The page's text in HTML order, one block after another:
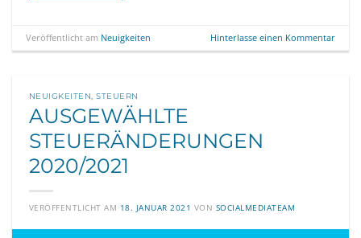
Veröffentlicht am Neuigkeiten Hinterlasse einen Kommentar
NEUIGKEITEN ,STEUERN
AUSGEWÄHLTE
STEUERÄNDERUNGEN
2020/2021
VERÖFFENTLICHT AM 18. JANUAR 2021 VON SOCIALMEDIATEAM